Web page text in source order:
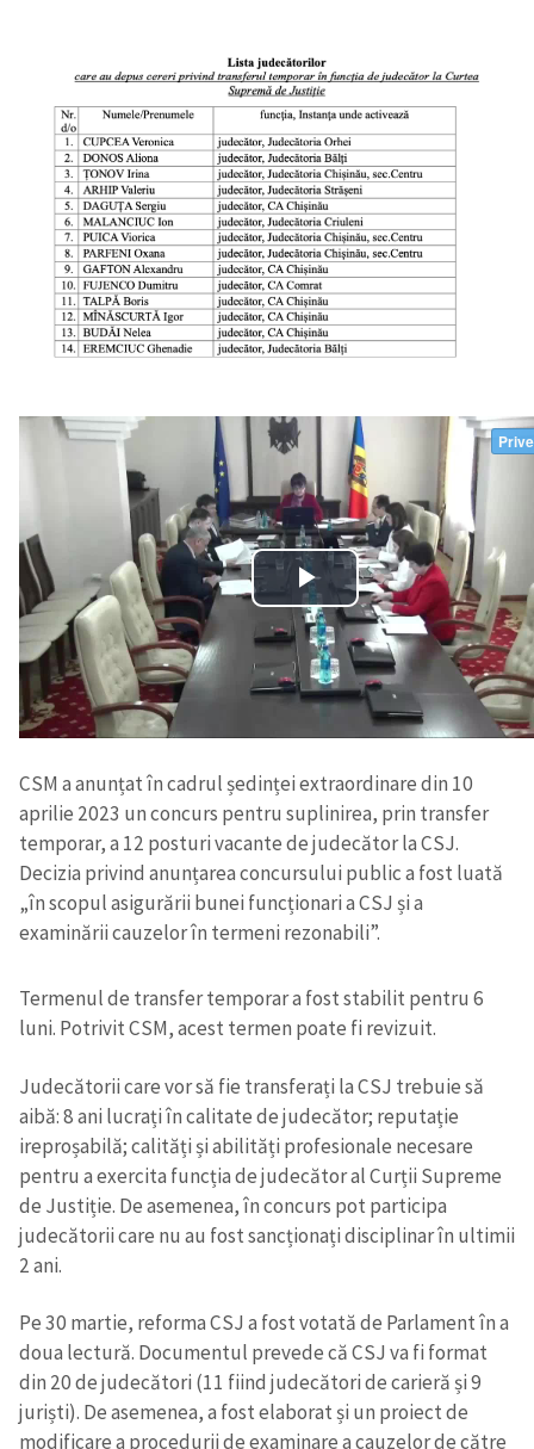
CSM a anunțat în cadrul ședinței extraordinare din 10
aprilie 2023 un concurs pentru suplinirea, prin transfer
temporar, a 12 posturi vacante de judecător la CSJ.
Decizia privind anunțarea concursului public a fost luată
„în scopul asigurării bunei funcționari a CSJ și a
examinării cauzelor în termeni rezonabili”.
Termenul de transfer temporar a fost stabilit pentru 6
luni. Potrivit CSM, acest termen poate fi revizuit.
Judecătorii care vor să fie transferați la CSJ trebuie să
aibă: 8 ani lucrați în calitate de judecător; reputație
ireproșabilă; сalități și abilități profesionale necesare
pentru a exercita funcția de judecător al Curții Supreme
de Justiție. De asemenea, în concurs pot participa
judecătorii care nu au fost sancționați disciplinar în ultimii
2 ani.
Pe 30 martie, reforma CSJ a fost votată de Parlament în a
doua lectură. Documentul prevede că CSJ va fi format
din 20 de judecători (11 fiind judecători de carieră și 9
juriști). De asemenea, a fost elaborat și un proiect de
modificare a procedurii de examinare a cauzelor de către